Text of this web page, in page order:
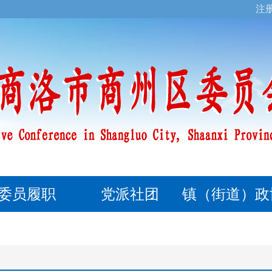
注
员履职 党派社团 镇（街道）